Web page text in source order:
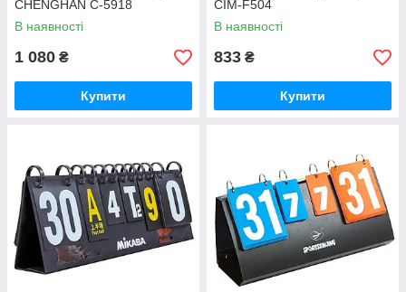
CHENGHAN C-5918
В наявності
1 080 ₴
Купити
CIM-F504
В наявності
833 ₴
Купити